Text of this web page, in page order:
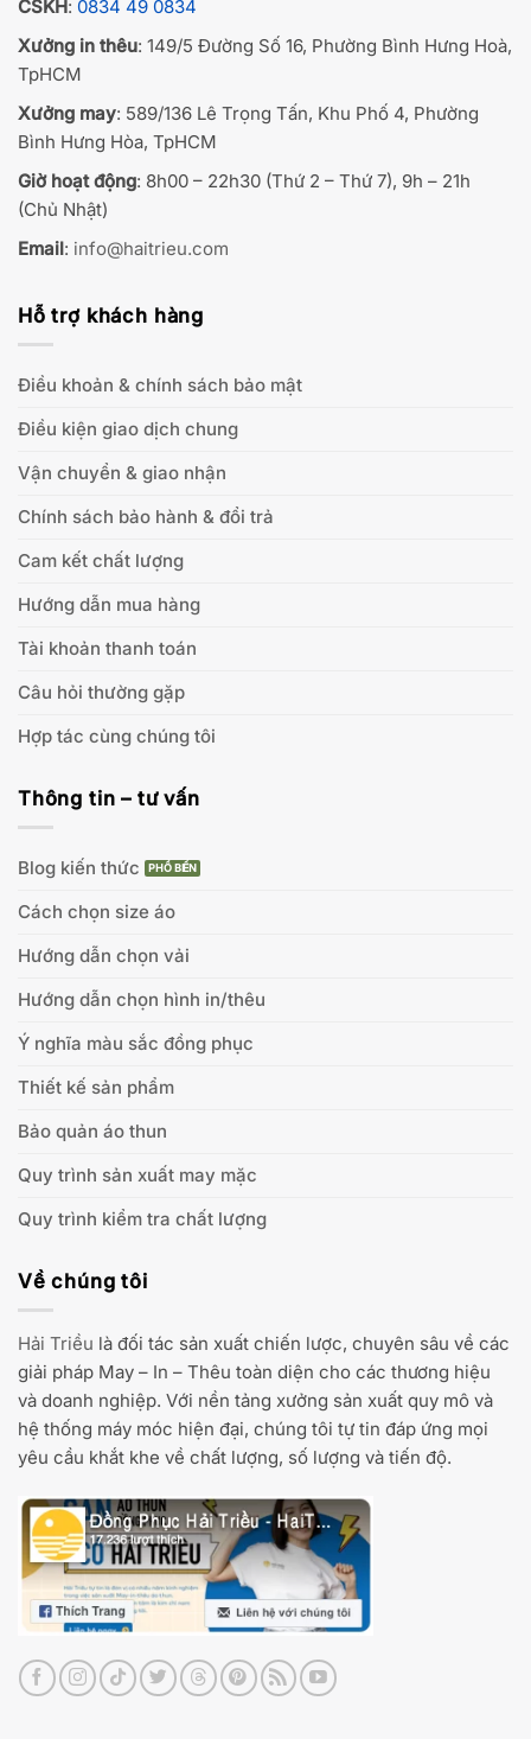
CSKH: 0834 49 0834
Xưởng in thêu: 149/5 Đường Số 16, Phường Bình Hưng Hoà,
TpHCM
Xưởng may: 589/136 Lê Trọng Tấn, Khu Phố 4, Phường
Bình Hưng Hòa, TpHCM
Giờ hoạt động: 8h00 – 22h30 (Thứ 2 – Thứ 7), 9h – 21h
(Chủ Nhật)
Email: info@haitrieu.com
Hỗ trợ khách hàng
Điều khoản & chính sách bảo mật
Điều kiện giao dịch chung
Vận chuyển & giao nhận
Chính sách bảo hành & đổi trả
Cam kết chất lượng
Hướng dẫn mua hàng
Tài khoản thanh toán
Câu hỏi thường gặp
Hợp tác cùng chúng tôi
Thông tin – tư vấn
Blog kiến thức
Cách chọn size áo
Hướng dẫn chọn vải
Hướng dẫn chọn hình in/thêu
Ý nghĩa màu sắc đồng phục
Thiết kế sản phẩm
Bảo quản áo thun
Quy trình sản xuất may mặc
Quy trình kiểm tra chất lượng
Về chúng tôi
Hải Triều là đối tác sản xuất chiến lược, chuyên sâu về các
giải pháp May – In – Thêu toàn diện cho các thương hiệu
và doanh nghiệp. Với nền tảng xưởng sản xuất quy mô và
hệ thống máy móc hiện đại, chúng tôi tự tin đáp ứng mọi
yêu cầu khắt khe về chất lượng, số lượng và tiến độ.